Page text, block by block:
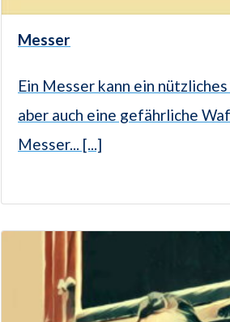
Messer
Ein Messer kann ein
aber auch eine gefährliche
Messer... [...]